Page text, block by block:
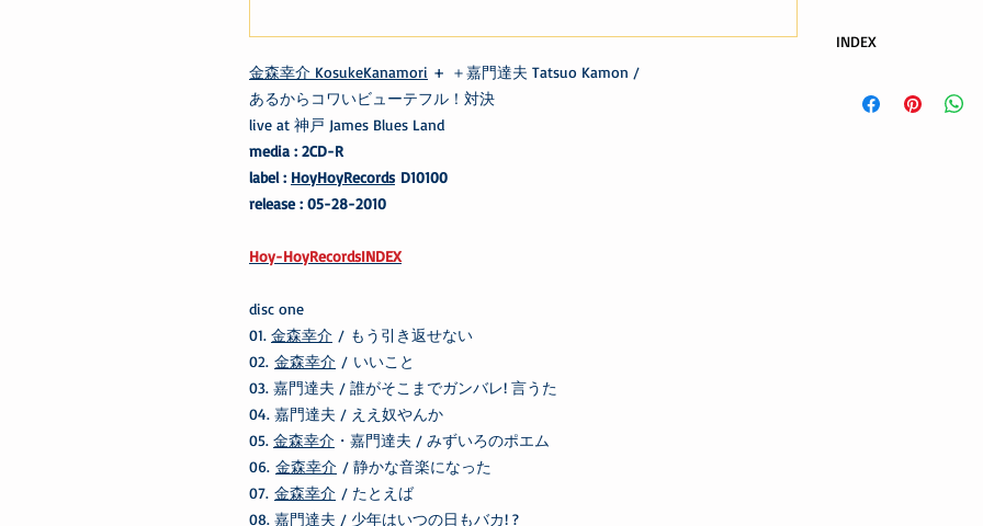
金森幸介 KosukeKanamori + ＋嘉門達夫 Tatsuo Kamon /
あるからコワいビューテフル！対決
live at 神戸 James Blues Land
media : 2CD-R
label : HoyHoyRecords D10100
release : 05-28-2010
Hoy-HoyRecordsINDEX
disc one
01. 金森幸介 / もう引き返せない
02. 金森幸介 / いいこと
03. 嘉門達夫 / 誰がそこまでガンバレ! 言うた
04. 嘉門達夫 / ええ奴やんか
05. 金森幸介 ・嘉門達夫 / みずいろのポエム
06. 金森幸介 / 静かな音楽になった
07. 金森幸介 / たとえば
08. 嘉門達夫 / 少年はいつの日もバカ! ?
お客さまの都合によ
phone : 090-6026-
全国一律 300円
お支払方法：先払い(
INDEX